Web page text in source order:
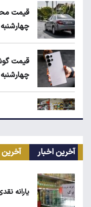
قیمت
چهارشنبه ۱۴ مرداد
قیمت
چهارشنبه ۱۴ مرداد
زمان
آخرین اخبار
یارانه